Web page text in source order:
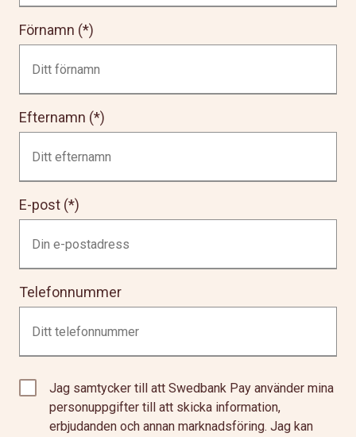
Förnamn
Efternamn
E-post
Telefonnummer
Jag samtycker till att Swedbank Pay använder mina
personuppgifter till att skicka information,
erbjudanden och annan marknadsföring. Jag kan